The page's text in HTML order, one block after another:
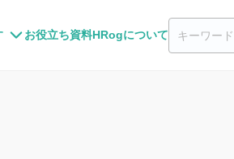
お役立ち資料HRogについて